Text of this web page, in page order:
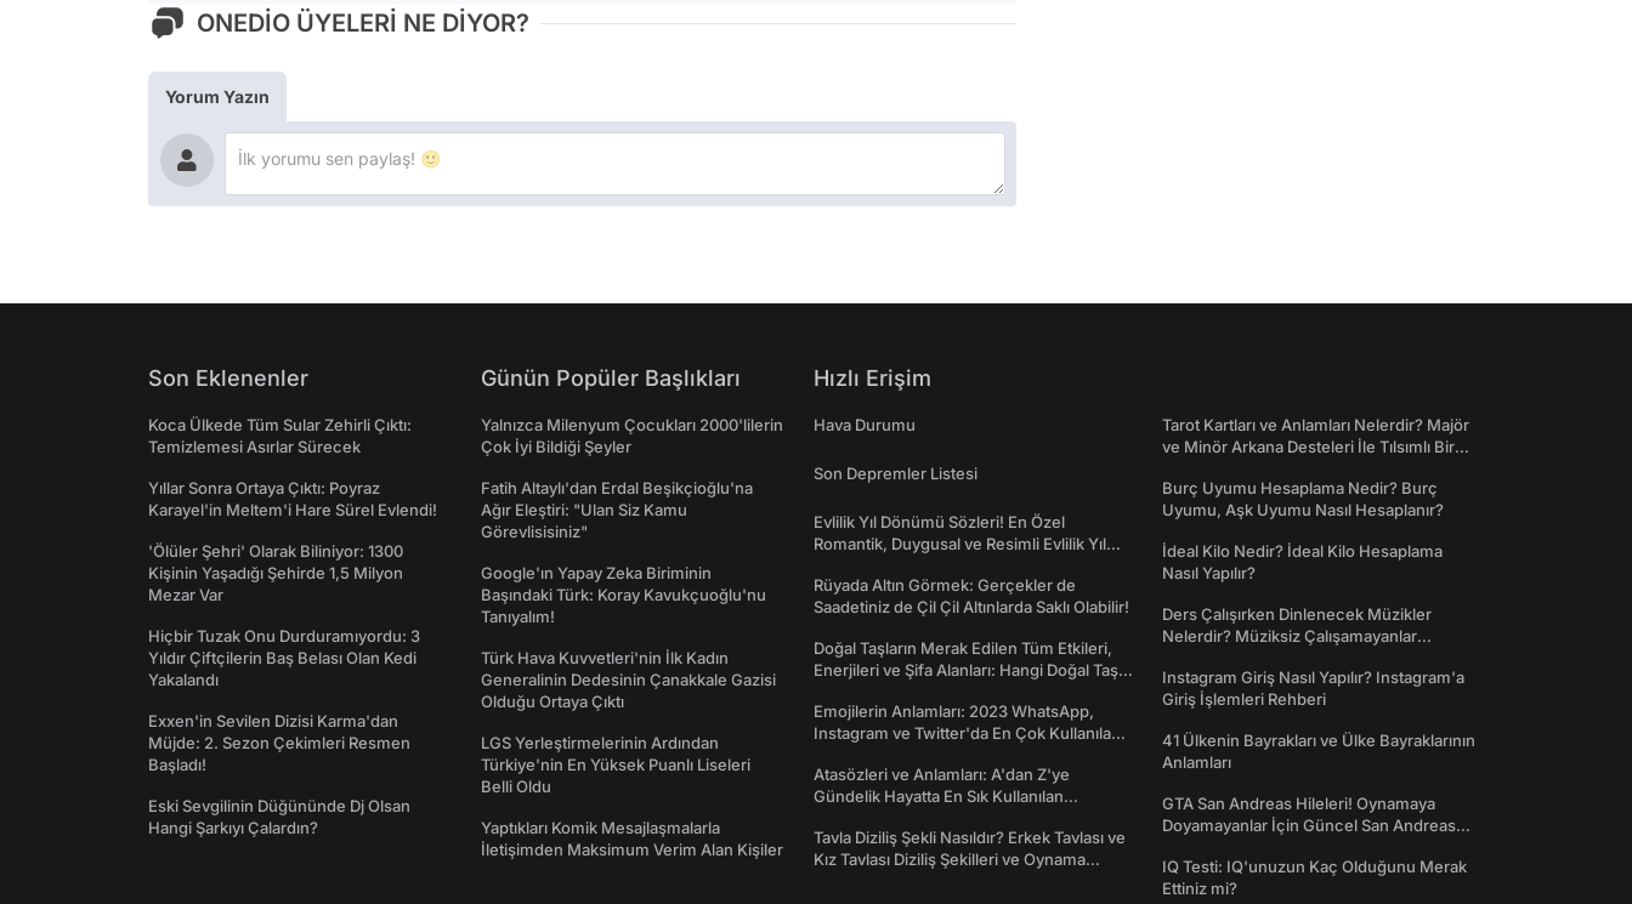
ONEDİO ÜYELERİ NE DİYOR?
Yorum Yazın
Son Eklenenler
Koca Ülkede Tüm Sular Zehirli Çıktı:
Temizlemesi Asırlar Sürecek
Yıllar Sonra Ortaya Çıktı: Poyraz
Karayel'in Meltem'i Hare Sürel Evlendi!
'Ölüler Şehri' Olarak Biliniyor: 1300
Kişinin Yaşadığı Şehirde 1,5 Milyon
Mezar Var
Hiçbir Tuzak Onu Durduramıyordu: 3
Yıldır Çiftçilerin Baş Belası Olan Kedi
Yakalandı
Exxen'in Sevilen Dizisi Karma'dan
Müjde: 2. Sezon Çekimleri Resmen
Başladı!
Eski Sevgilinin Düğününde Dj Olsan
Hangi Şarkıyı Çalardın?
Günün Popüler Başlıkları
Yalnızca Milenyum Çocukları 2000'lilerin
Çok İyi Bildiği Şeyler
Fatih Altaylı'dan Erdal Beşikçioğlu'na
Ağır Eleştiri: "Ulan Siz Kamu
Görevlisisiniz"
Google'ın Yapay Zeka Biriminin
Başındaki Türk: Koray Kavukçuoğlu'nu
Tanıyalım!
Türk Hava Kuvvetleri'nin İlk Kadın
Generalinin Dedesinin Çanakkale Gazisi
Olduğu Ortaya Çıktı
LGS Yerleştirmelerinin Ardından
Türkiye'nin En Yüksek Puanlı Liseleri
Belli Oldu
Yaptıkları Komik Mesajlaşmalarla
İletişimden Maksimum Verim Alan Kişiler
Hızlı Erişim
Hava Durumu
Son Depremler Listesi
Evlilik Yıl Dönümü Sözleri! En Özel
Romantik, Duygusal ve Resimli Evlilik Yıl
Rüyada Altın Görmek: Gerçekler de
Saadetiniz de Çil Çil Altınlarda Saklı Olabilir!
Doğal Taşların Merak Edilen Tüm Etkileri,
Enerjileri ve Şifa Alanları: Hangi Doğal Taş
Emojilerin Anlamları: 2023 WhatsApp,
Instagram ve Twitter'da En Çok Kullanılan
Atasözleri ve Anlamları: A'dan Z'ye
Gündelik Hayatta En Sık Kullanılan
Tavla Diziliş Şekli Nasıldır? Erkek Tavlası ve
Kız Tavlası Diziliş Şekilleri ve Oynama
Tarot Kartları ve Anlamları Nelerdir? Majör
ve Minör Arkana Desteleri İle Tılsımlı Bir
Burç Uyumu Hesaplama Nedir? Burç
Uyumu, Aşk Uyumu Nasıl Hesaplanır?
İdeal Kilo Nedir? İdeal Kilo Hesaplama
Nasıl Yapılır?
Ders Çalışırken Dinlenecek Müzikler
Nelerdir? Müziksiz Çalışamayanlar
Instagram Giriş Nasıl Yapılır? Instagram'a
Giriş İşlemleri Rehberi
41 Ülkenin Bayrakları ve Ülke Bayraklarının
Anlamları
GTA San Andreas Hileleri! Oynamaya
Doyamayanlar İçin Güncel San Andreas
IQ Testi: IQ'unuzun Kaç Olduğunu Merak
Ettiniz mi?